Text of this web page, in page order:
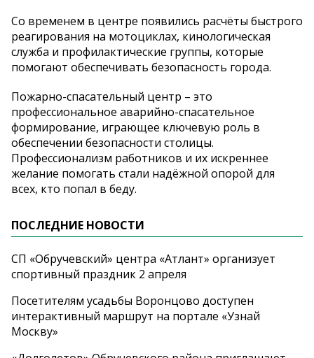
Со временем в центре появились расчёты быстрого
реагирования на мотоциклах, кинологическая
служба и профилактические группы, которые
помогают обеспечивать безопасность города.
Пожарно-спасательный центр – это
профессиональное аварийно-спасательное
формирование, играющее ключевую роль в
обеспечении безопасности столицы.
Профессионализм работников и их искреннее
желание помогать стали надёжной опорой для
всех, кто попал в беду.
ПОСЛЕДНИЕ НОВОСТИ
СП «Обручевский» центра «Атлант» организует
спортивный праздник 2 апреля
Посетителям усадьбы Воронцово доступен
интерактивный маршрут на портале «Узнай
Москву»